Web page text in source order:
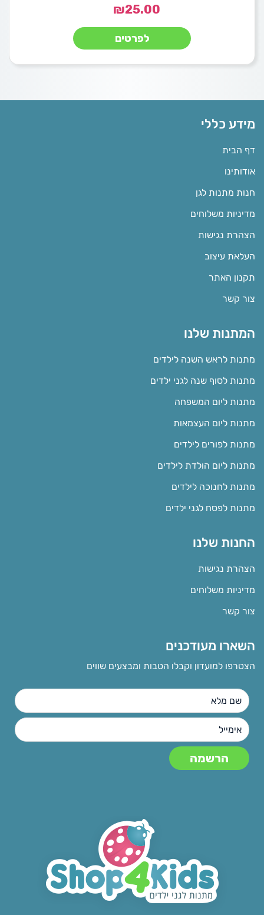
₪25.00
לפרטים
מידע כללי
דף הבית
אודותינו
חנות מתנות לגן
מדיניות משלוחים
הצהרת נגישות
העלאת עיצוב
תקנון האתר
צור קשר
המתנות שלנו
מתנות לראש השנה לילדים
מתנות לסוף שנה לגני ילדים
מתנות ליום המשפחה
מתנות ליום העצמאות
מתנות לפורים לילדים
מתנות ליום הולדת לילדים
מתנות לחנוכה לילדים
מתנות לפסח לגני ילדים
החנות שלנו
הצהרת נגישות
מדיניות משלוחים
צור קשר
השארו מעודכנים
הצטרפו למועדון וקבלו הטבות ומבצעים שווים